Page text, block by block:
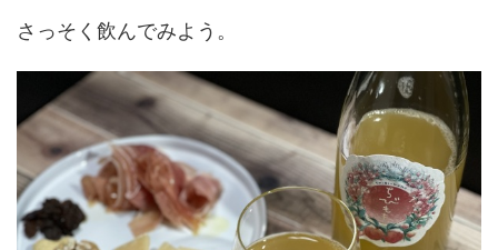
さっそく飲んでみよう。